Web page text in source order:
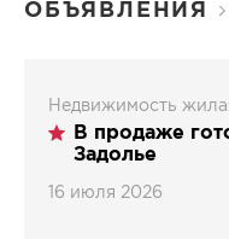
ОБЪЯВЛЕНИЯ
Недвижимость
В продаже
Задолье
16 июля 2026